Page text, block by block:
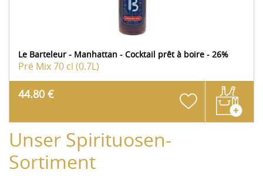
Le Barteleur - Manhattan - Cocktail prêt à boire - 26%
Pré Mix70 cl (0.7L)
44.80 €
Unser Spirituosen-
Sortiment